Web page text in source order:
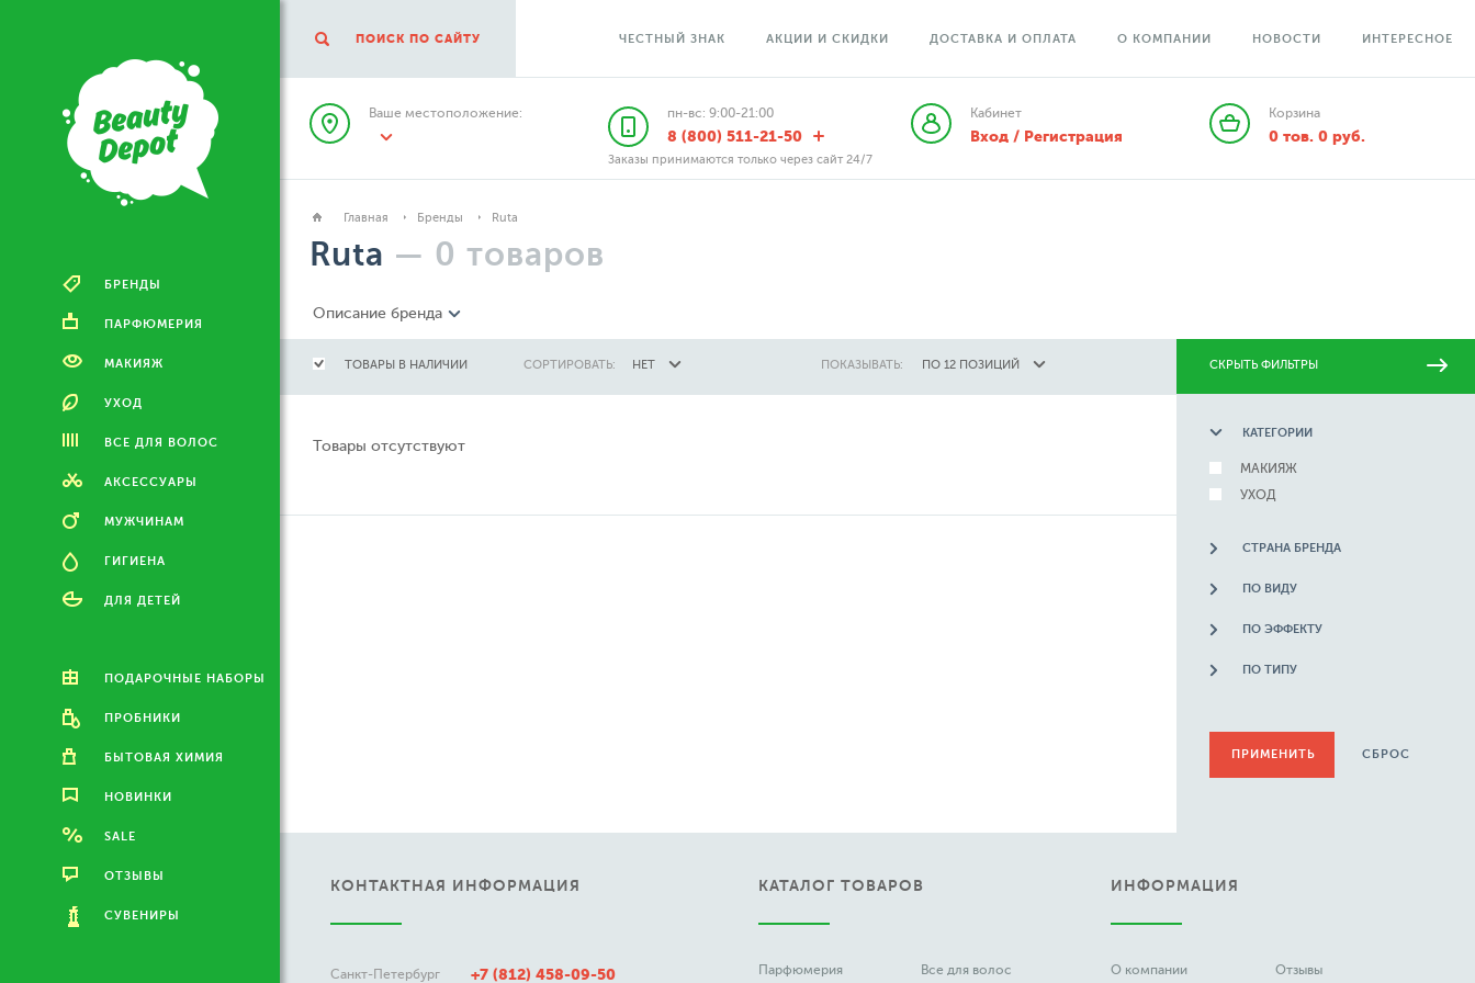
БРЕНДЫ
ПАРФЮМЕРИЯ
МАКИЯЖ
УХОД
ВСЕ ДЛЯ ВОЛОС
АКСЕССУАРЫ
МУЖЧИНАМ
ГИГИЕНА
ДЛЯ ДЕТЕЙ
ПОДАРОЧНЫЕ НАБОРЫ
ПРОБНИКИ
БЫТОВАЯ ХИМИЯ
НОВИНКИ
SALE
ОТЗЫВЫ
СУВЕНИРЫ
ПОИСК ПО САЙТУ ЧЕСТНЫЙ ЗНАК АКЦИИ И СКИДКИ ДОСТАВКА И ОПЛАТА О КОМПАНИИ НОВОСТИ ИНТЕРЕСНОЕ
Ваше местоположение: пн-вс: 9:00-21:00
8 (800) 511-21-50
Заказы принимаются только через сайт 24/7
Кабинет
Вход / Регистрация
Корзина
0 тов. 0руб.
Главная Бренды Ruta
Ruta — 0 товаров
Описание бренда
ТОВАРЫ В НАЛИЧИИ СОРТИРОВАТЬ: НЕТ ПОКАЗЫВАТЬ: ПО 12 ПОЗИЦИЙ СКРЫТЬ ФИЛЬТРЫ
Товары отсутствуют
КАТЕГОРИИ
МАКИЯЖ
УХОД
СТРАНА БРЕНДА
ПО ВИДУ
ПО ЭФФЕКТУ
ПО ТИПУ
СБРОС
КОНТАКТНАЯ ИНФОРМАЦИЯ
Санкт-Петербург +7 (812) 458-09-50
КАТАЛОГ ТОВАРОВ
Парфюмерия Все для волос
ИНФОРМАЦИЯ
О компании Отзывы